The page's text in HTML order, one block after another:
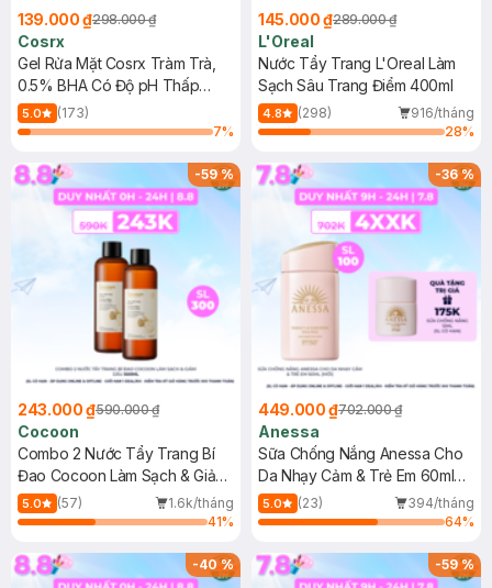
139.000 ₫298.000 ₫
Cosrx
Gel Rửa Mặt Cosrx Tràm Trà,
0.5% BHA Có Độ pH Thấp
150ml
5.0
(173)
7%
145.000 ₫289.000 ₫
L'Oreal
Nước Tẩy Trang L'Oreal Làm
Sạch Sâu Trang Điểm 400ml
4.8 (298)
916/tháng
28%
-59%
243.000 ₫590.000 ₫
Cocoon
Combo 2 Nước Tẩy Trang Bí
Đao Cocoon Làm Sạch & Giảm
Dầu 500ml
5.0 (57)
1.6k/tháng
41%
-36%
449.000 ₫702.000 ₫
Anessa
Sữa Chống Nắng Anessa Cho
Da Nhạy Cảm & Trẻ Em 60ml
(Mới)
5.0 (23)
394/tháng
64%
-40% -59%